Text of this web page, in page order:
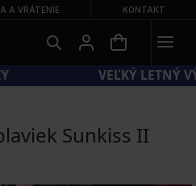
A VRÁTENIE KONTAKT
% NA ZĽAVNENÉ PLAVKY
Sunkiss II